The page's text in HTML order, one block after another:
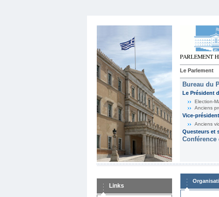
Le Parlement
Bureau du
Le Président
Election-
Anciens
Vice-
Anciens
Questeurs et
Links